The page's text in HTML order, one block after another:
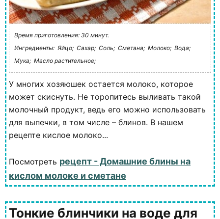
Время приготовления: 30 минут.
Ингредиенты: Яйцо; Сахар; Соль; Сметана; Молоко; Вода;
Мука; Масло растительное;
У многих хозяюшек остается молоко, которое
может скиснуть. Не торопитесь выливать такой
молочный продукт, ведь его можно использовать
для выпечки, в том числе – блинов. В нашем
рецепте кислое молоко...
Посмотреть рецепт - Домашние блины на
кислом молоке и сметане
Тонкие блинчики на воде для